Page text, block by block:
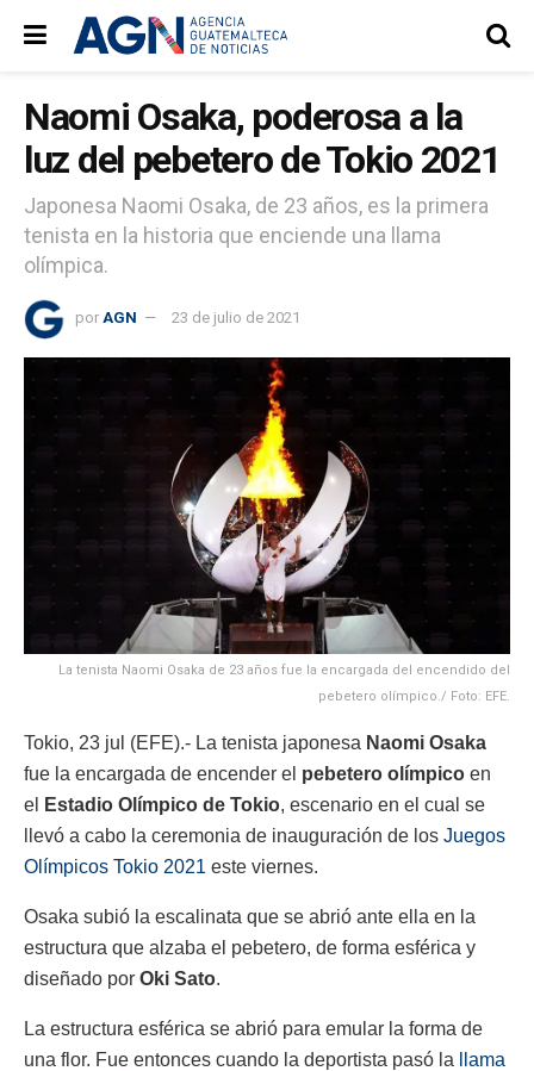
Naomi Osaka, poderosa a la
luz del pebetero de Tokio 2021
Japonesa Naomi Osaka, de 23 años, es la primera
tenista en la historia que enciende una llama
olímpica.
por AGN 23 de julio de 2021
La tenista Naomi Osaka de 23 años fue la encargada del encendido del
pebetero olímpico./ Foto: EFE.
Tokio, 23 jul (EFE).- La tenista japonesa Naomi Osaka
fue la encargada de encender el pebetero olímpico en
el
Estadio Olímpico de Tokio, escenario en el cual se
llevó a cabo la ceremonia de inauguración de los Juegos
Olímpicos Tokio 2021 este viernes.
Osaka subió la escalinata que se abrió ante ella en la
estructura que alzaba el pebetero, de forma esférica y
diseñado por Oki Sato.
La estructura esférica se abrió para emular la forma de
una flor. Fue entonces cuando la deportista pasó la
llama